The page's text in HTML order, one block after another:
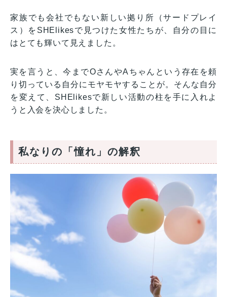
家族でも会社でもない新しい拠り所（サードプレイ
ス）をSHElikesで見つけた女性たちが、自分の目に
はとても輝いて見えました。
実を言うと、今までOさんやAちゃんという存在を頼
り切っている自分にモヤモヤすることが。そんな自分
を変えて、SHElikesで新しい活動の柱を手に入れよ
うと入会を決心しました。
私なりの「憧れ」の解釈